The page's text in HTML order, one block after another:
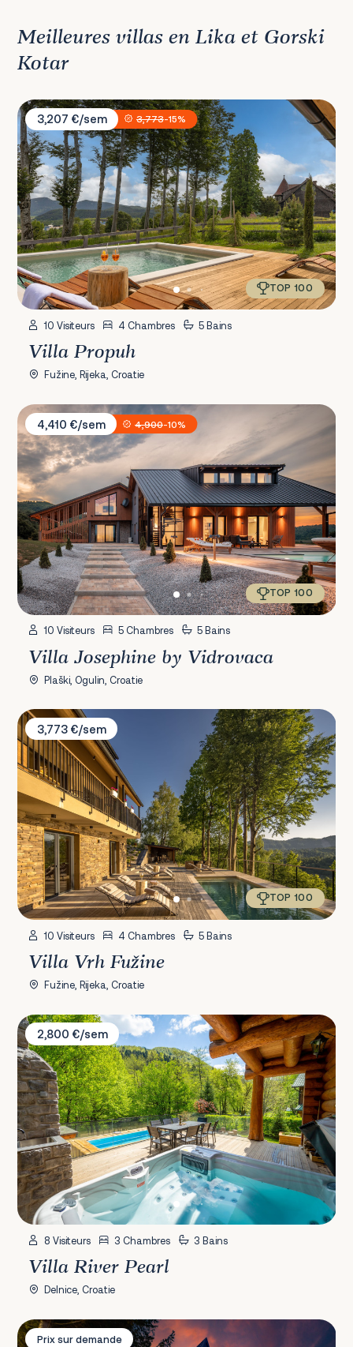
Meilleures villas en Lika et Gorski
Kotar
Villa Propuh
3,207 €/sem
3,773-15%
TOP 100
10 Visiteurs 4 Chambres 5 Bains
Villa Propuh
Fužine, Rijeka, Croatie
Villa Josephine by Vidrovaca
4,410 €/sem
4,900-10%
TOP 100
10 Visiteurs 5 Chambres 5 Bains
Villa Josephine by Vidrovaca
Plaški, Ogulin, Croatie
Villa Vrh Fužine
3,773 €/sem
TOP 100
10 Visiteurs 4 Chambres 5 Bains
Villa Vrh Fužine
Fužine, Rijeka, Croatie
Villa River Pearl
2,800 €/sem
8 Visiteurs 3 Chambres 3 Bains
Villa River Pearl
Delnice, Croatie
Villa Bellis
Prix sur demande